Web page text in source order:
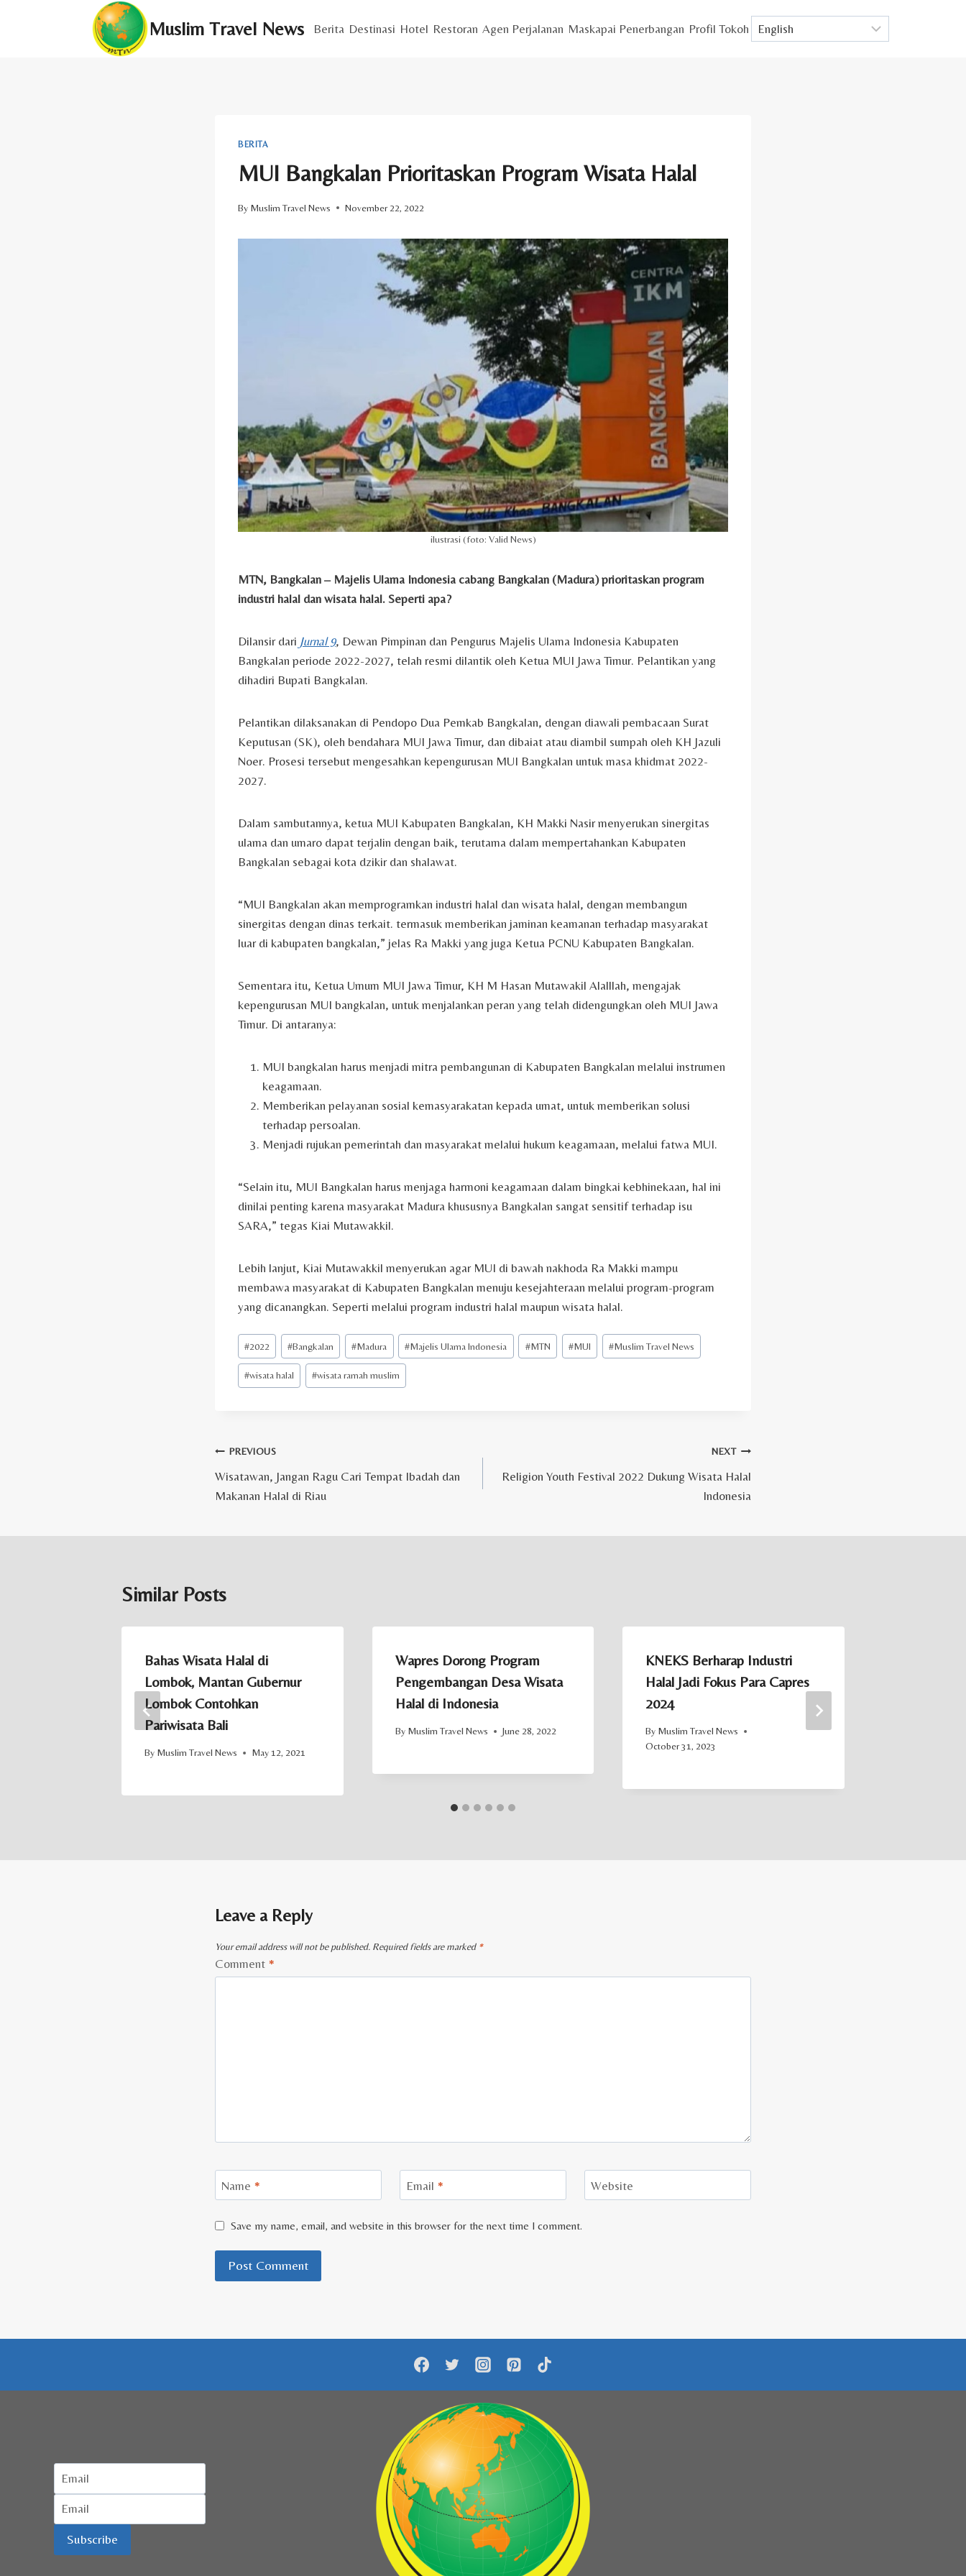
Muslim Travel News Berita Destinasi Hotel Restoran Agen Perjalanan Maskapai Penerbangan Profil Tokoh
BERITA
MUI Bangkalan Prioritaskan Program Wisata Halal
By Muslim Travel News November 22, 2022
ilustrasi (foto: Valid News)
MTN, Bangkalan – Majelis Ulama Indonesia cabang Bangkalan (Madura) prioritaskan program
industri halal dan wisata halal. Seperti apa?
Dilansir dari Jurnal 9, Dewan Pimpinan dan Pengurus Majelis Ulama Indonesia Kabupaten
Bangkalan periode 2022-2027, telah resmi dilantik oleh Ketua MUI Jawa Timur. Pelantikan yang
dihadiri Bupati Bangkalan.
Pelantikan dilaksanakan di Pendopo Dua Pemkab Bangkalan, dengan diawali pembacaan Surat
Keputusan (SK), oleh bendahara MUI Jawa Timur, dan dibaiat atau diambil sumpah oleh KH Jazuli
Noer. Prosesi tersebut mengesahkan kepengurusan MUI Bangkalan untuk masa khidmat 2022-
2027.
Dalam sambutannya, ketua MUI Kabupaten Bangkalan, KH Makki Nasir menyerukan sinergitas
ulama dan umaro dapat terjalin dengan baik, terutama dalam mempertahankan Kabupaten
Bangkalan sebagai kota dzikir dan shalawat.
“MUI Bangkalan akan memprogramkan industri halal dan wisata halal, dengan membangun
sinergitas dengan dinas terkait. termasuk memberikan jaminan keamanan terhadap masyarakat
luar di kabupaten bangkalan,” jelas Ra Makki yang juga Ketua PCNU Kabupaten Bangkalan.
Sementara itu, Ketua Umum MUI Jawa Timur, KH M Hasan Mutawakil Alalllah, mengajak
kepengurusan MUI bangkalan, untuk menjalankan peran yang telah didengungkan oleh MUI Jawa
Timur. Di antaranya:
MUI bangkalan harus menjadi mitra pembangunan di Kabupaten Bangkalan melalui instrumen
keagamaan.
Memberikan pelayanan sosial kemasyarakatan kepada umat, untuk memberikan solusi
terhadap persoalan.
Menjadi rujukan pemerintah dan masyarakat melalui hukum keagamaan, melalui fatwa MUI.
“Selain itu, MUI Bangkalan harus menjaga harmoni keagamaan dalam bingkai kebhinekaan, hal ini
dinilai penting karena masyarakat Madura khususnya Bangkalan sangat sensitif terhadap isu
SARA,” tegas Kiai Mutawakkil.
Lebih lanjut, Kiai Mutawakkil menyerukan agar MUI di bawah nakhoda Ra Makki mampu
membawa masyarakat di Kabupaten Bangkalan menuju kesejahteraan melalui program-program
yang dicanangkan. Seperti melalui program industri halal maupun wisata halal.
Post
Tags:
#2022 #Bangkalan #Madura #Majelis Ulama Indonesia #MTN #MUI #Muslim Travel News
#wisata halal #wisata ramah muslim
Post
navigation
PREVIOUS
Wisatawan, Jangan Ragu Cari Tempat Ibadah dan
Makanan Halal di Riau
NEXT
Religion Youth Festival 2022 Dukung Wisata Halal
Indonesia
Similar Posts
Bahas Wisata Halal di
Lombok, Mantan Gubernur
Lombok Contohkan
Pariwisata Bali
By Muslim Travel News May 12, 2021
Wapres Dorong Program
Pengembangan Desa Wisata
Halal di Indonesia
By Muslim Travel News June 28, 2022
KNEKS Berharap Industri
Halal Jadi Fokus Para Capres
2024
By Muslim Travel News
October 31, 2023
Leave a Reply
Your email address will not be published. Required fields are marked *
Comment *
Name * Email * Website
Save my name, email, and website in this browser for the next time I comment.
Subscribe